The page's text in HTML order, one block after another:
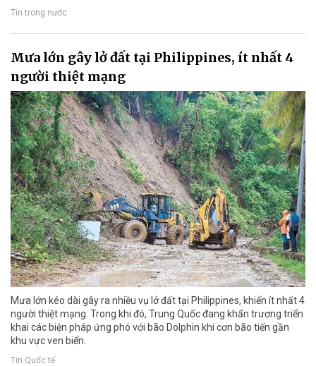
Tin trong nước
Mưa lớn gây lở đất tại Philippines, ít nhất 4
người thiệt mạng
Mưa lớn kéo dài gây ra nhiều vụ lở đất tại Philippines, khiến ít nhất 4
người thiệt mạng. Trong khi đó, Trung Quốc đang khẩn trương triển
khai các biện pháp ứng phó với bão Dolphin khi cơn bão tiến gần
khu vực ven biển.
Tin Quốc tế